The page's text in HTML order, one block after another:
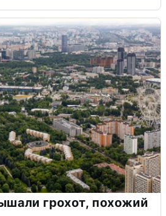
грохот, похожий